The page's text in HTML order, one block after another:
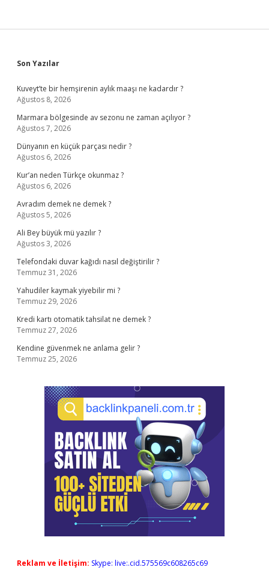
Sidebar
Son Yazılar
Kuveyt’te bir hemşirenin aylık maaşı ne kadardır ?
Ağustos 8, 2026
Marmara bölgesinde av sezonu ne zaman açılıyor ?
Ağustos 7, 2026
Dünyanın en küçük parçası nedir ?
Ağustos 6, 2026
Kur’an neden Türkçe okunmaz ?
Ağustos 6, 2026
Avradım demek ne demek ?
Ağustos 5, 2026
Ali Bey büyük mü yazılır ?
Ağustos 3, 2026
Telefondaki duvar kağıdı nasıl değiştirilir ?
Temmuz 31, 2026
Yahudiler kaymak yiyebilir mi ?
Temmuz 29, 2026
Kredi kartı otomatik tahsilat ne demek ?
Temmuz 27, 2026
Kendine güvenmek ne anlama gelir ?
Temmuz 25, 2026
Reklam ve İletişim: Skype: live:.cid.575569c608265c69